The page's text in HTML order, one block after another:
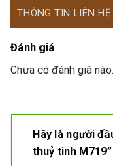
THÔNG TIN LIÊN HỆ
Đánh giá
Chưa có đánh giá nào.
Hãy là người
thuỷ tinh M719”